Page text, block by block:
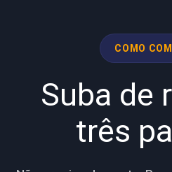
COMO
Suba de
três